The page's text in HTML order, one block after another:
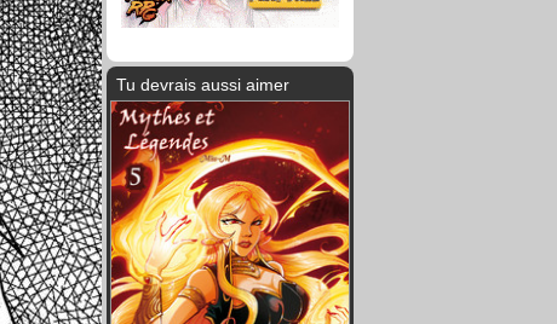
Tu devrais aussi aimer